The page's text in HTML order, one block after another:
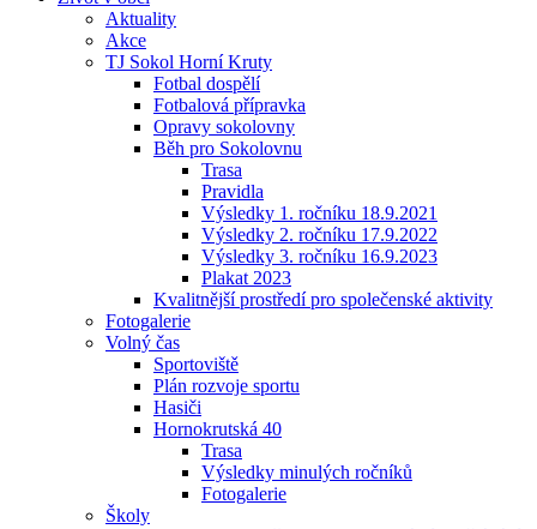
Aktuality
Akce
TJ Sokol Horní Kruty
Fotbal dospělí
Fotbalová přípravka
Opravy sokolovny
Běh pro Sokolovnu
Trasa
Pravidla
Výsledky 1. ročníku 18.9.2021
Výsledky 2. ročníku 17.9.2022
Výsledky 3. ročníku 16.9.2023
Plakat 2023
Kvalitnější prostředí pro společenské aktivity
Fotogalerie
Volný čas
Sportoviště
Plán rozvoje sportu
Hasiči
Hornokrutská 40
Trasa
Výsledky minulých ročníků
Fotogalerie
Školy